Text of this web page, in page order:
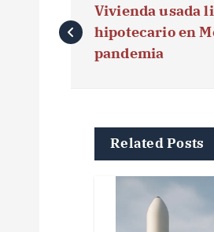
a
Vivienda usada
hipotecario en
pandemia
Related Posts